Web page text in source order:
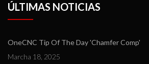
ÚLTIMAS NOTICIAS
OneCNC Tip Of The Day 'Chamfer Comp'
Marcha 18, 2025